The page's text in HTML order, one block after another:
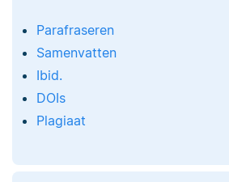
Parafraseren
Samenvatten
Ibid.
DOIs
Plagiaat